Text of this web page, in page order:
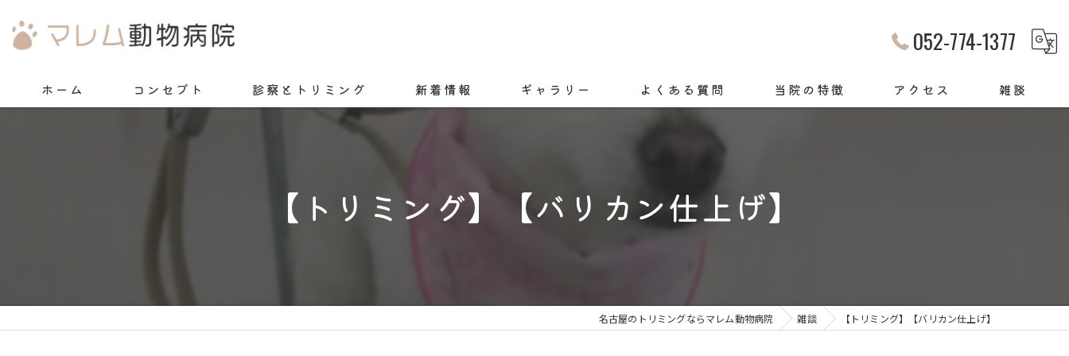
052-774-1377
ホーム コンセプト 診察とトリミング 新着情報 ギャラリー よくある質問 当院の特徴
動物病院
アクセス 雑談
【トリミング】【バリカン仕上げ】
名古屋のトリミングならマレム動物病院 雑談 【トリミング】【バリカン仕上げ】